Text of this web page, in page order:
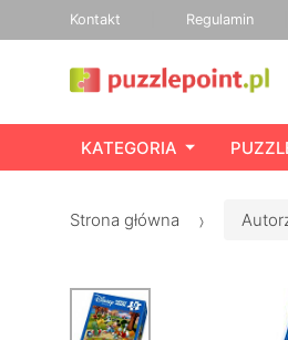
Kontakt Regulamin
KATEGORIA
Strona główna